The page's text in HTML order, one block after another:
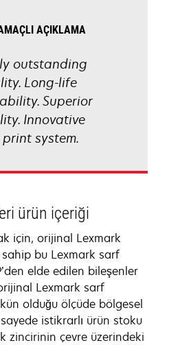
AÇIKLAMA
outstanding
Long-life
Superior
Innovative
system.
ürün içeriği
için, orijinal Lexmark
bu Lexmark sarf
elde edilen bileşenler
Lexmark sarf
olduğu ölçüde bölgesel
istikrarlı ürün stoku
zincirinin çevre üzerindeki